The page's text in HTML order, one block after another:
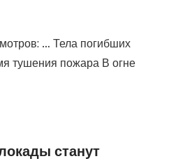
… Тела погибших
тушения пожара В огне
станут